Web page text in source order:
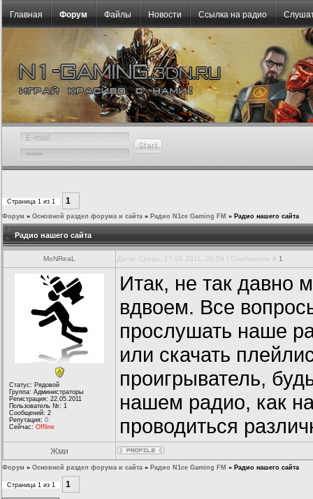
Главная Форум Файлы Новости Ссылка на радио
Страница 1 из 1 1
Форум » Основной раздел форума и сайта » Радио N1ce Gaming FM » Радио нашего сайта
Радио нашего сайта
MoNReaL Дата: Среда, 17.08.2011, 20:59 | Сообщение # 1
Статус: Рядовой
Группа: Администраторы
Регистрация: 22.05.2011
Пользователь №: 1
Сообщений: 2
Репутация: 0
Сейчас: Offline
Итак, не так давно
вдвоем. Все
прослушать наше
или скачать
проигрыватель,
нашем радио, как
проводиться
Жми
Форум » Основной раздел форума и сайта » Радио N1ce Gaming FM » Радио нашего сайта
Страница 1 из 1 1